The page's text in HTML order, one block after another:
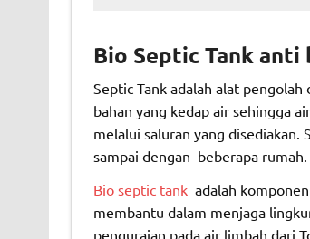
Bio Septic Tank anti
Septic Tank adalah alat pengolah
bahan yang kedap air sehingga
melalui saluran yang disediakan.
sampai dengan beberapa rumah.
Bio septic tankadalah komponen
membantu dalam menjaga
penguraian pada air limbah dari